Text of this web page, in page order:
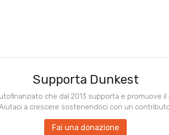
Supporta Dunkest
che dal 2013 supporta e promuove il
a crescere sostenendoci con un
Fai una donazione